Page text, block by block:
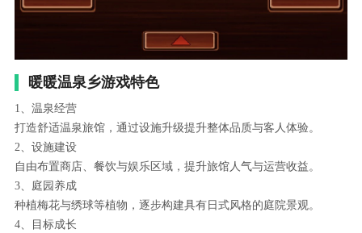
暖暖温泉乡游戏特色
1、温泉经营
打造舒适温泉旅馆，通过设施升级提升整体品质与客人体验。
2、设施建设
自由布置商店、餐饮与娱乐区域，提升旅馆人气与运营收益。
3、庭园养成
种植梅花与绣球等植物，逐步构建具有日式风格的庭院景观。
4、目标成长